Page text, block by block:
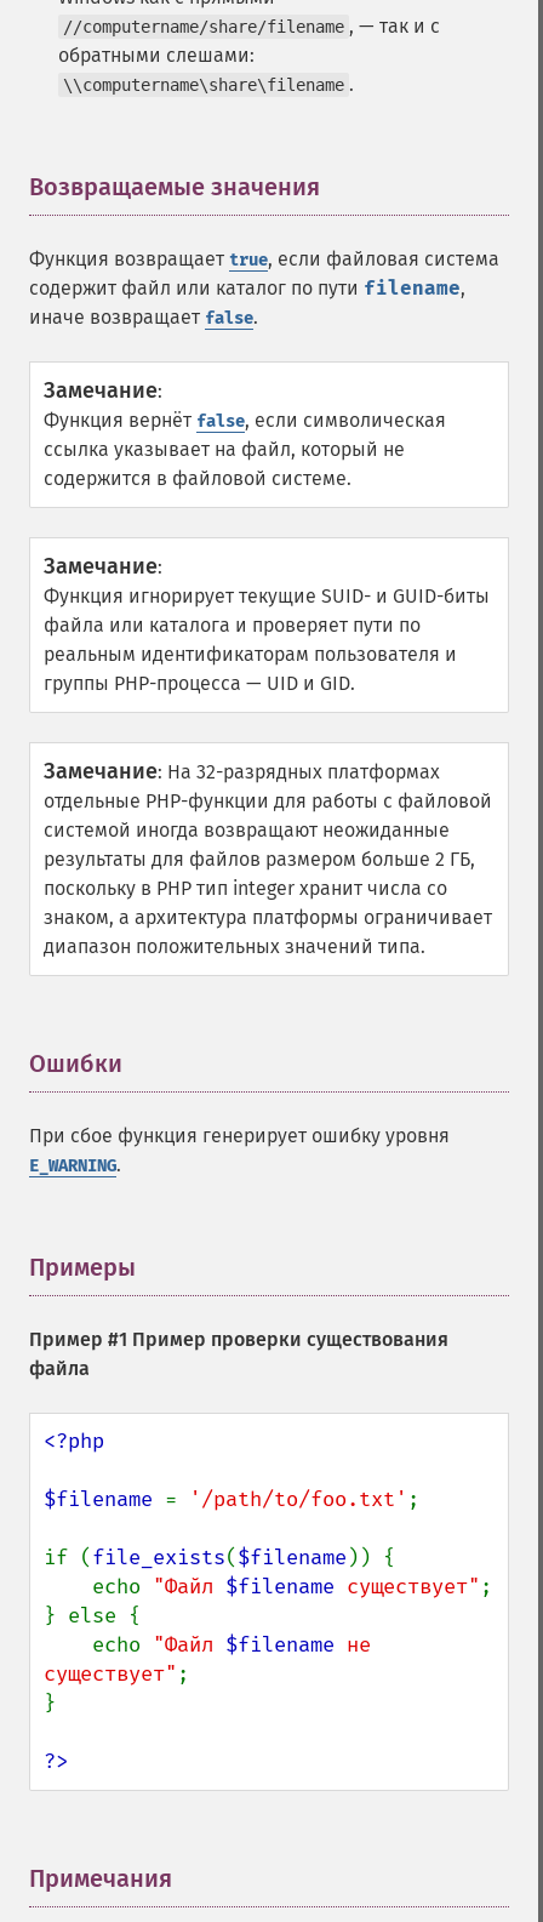
//computername/share/filename , — так и с
обратными слешами:
\\computername\share\filename .
Возвращаемые значения
Функция возвращает true, если файловая система
содержит файл или каталог по пути filename,
иначе возвращает false.
Замечание:
Функция вернёт false, если символическая
ссылка указывает на файл, который не
содержится в файловой системе.
Замечание:
Функция игнорирует текущие SUID- и GUID-биты
файла или каталога и проверяет пути по
реальным идентификаторам пользователя и
группы PHP-процесса — UID и GID.
Замечание: На 32-разрядных платформах
отдельные PHP-функции для работы с файловой
системой иногда возвращают неожиданные
результаты для файлов размером больше 2 ГБ,
поскольку в PHP тип integer хранит числа со
знаком, а архитектура платформы ограничивает
диапазон положительных значений типа.
Ошибки
При сбое функция генерирует ошибку уровня
E_WARNING.
Примеры
Пример #1 Пример проверки существования
файла
<?php
$filename = '/path/to/foo.txt' ;
if (file_exists($filename )) {
    echo
"Файл $filename существует" ;
} else {
    echo
"Файл $filename не
существует" ;
}
?>
Примечания